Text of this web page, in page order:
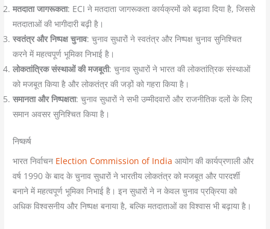
मतदाता जागरूकता: ECI ने मतदाता जागरूकता कार्यक्रमों को बढ़ावा दिया है, जिससे
मतदाताओं की भागीदारी बढ़ी है।
स्वतंत्र और निष्पक्ष चुनाव: चुनाव सुधारों ने स्वतंत्र और निष्पक्ष चुनाव सुनिश्चित
करने में महत्वपूर्ण भूमिका निभाई है।
लोकतांत्रिक संस्थाओं की मजबूती: चुनाव सुधारों ने भारत की लोकतांत्रिक संस्थाओं
को मजबूत किया है और लोकतंत्र की जड़ों को गहरा किया है।
समानता और निष्पक्षता: चुनाव सुधारों ने सभी उम्मीदवारों और राजनीतिक दलों के लिए
समान अवसर सुनिश्चित किया है।
निष्कर्ष
भारत निर्वाचन Election Commission of India आयोग की कार्यप्रणाली और
वर्ष 1990 के बाद के चुनाव सुधारों ने भारतीय लोकतंत्र को मजबूत और पारदर्शी
बनाने में महत्वपूर्ण भूमिका निभाई है। इन सुधारों ने न केवल चुनाव प्रक्रिया को
अधिक विश्वसनीय और निष्पक्ष बनाया है, बल्कि मतदाताओं का विश्वास भी बढ़ाया है।